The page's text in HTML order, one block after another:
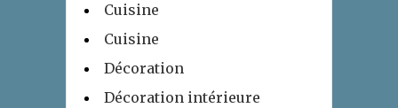
Cuisine
Cuisine
Décoration
Décoration intérieure